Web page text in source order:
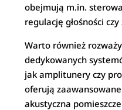
obejmują m.in.
regulację głośności
Warto również
dedykowanych
jak amplitunery czy
oferują
akustyczna